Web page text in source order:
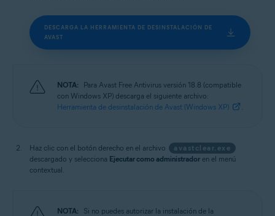
DESCARGA LA HERRAMIENTA DE DESINSTALACIÓN DE
AVAST
NOTA:
Para Avast Free Antivirus versión 18.8 (compatible
con Windows XP) descarga el siguiente archivo:
Herramienta de desinstalación de Avast (Windows XP)
.
Haz clic con el botón derecho en el archivo
avastclear.exe
descargado y selecciona Ejecutar como administrador en el menú
contextual.
NOTA:
Si no puedes autorizar la instalación de la